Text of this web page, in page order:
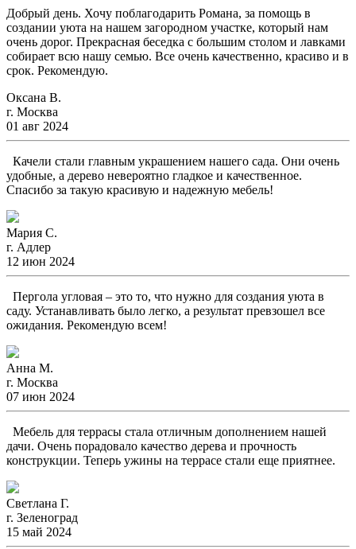
Добрый день. Хочу поблагодарить Романа, за помощь в
создании уюта на нашем загородном участке, который нам
очень дорог. Прекрасная беседка с большим столом и лавками
собирает всю нашу семью. Все очень качественно, красиво и в
срок. Рекомендую.
Оксана В.
г. Москва
01 авг 2024
Качели стали главным украшением нашего сада. Они очень
удобные, а дерево невероятно гладкое и качественное.
Спасибо за такую красивую и надежную мебель!
Мария С.
г. Адлер
12 июн 2024
Пергола угловая – это то, что нужно для создания уюта в
саду. Устанавливать было легко, а результат превзошел все
ожидания. Рекомендую всем!
Анна М.
г. Москва
07 июн 2024
Мебель для террасы стала отличным дополнением нашей
дачи. Очень порадовало качество дерева и прочность
конструкции. Теперь ужины на террасе стали еще приятнее.
Светлана Г.
г. Зеленоград
15 май 2024